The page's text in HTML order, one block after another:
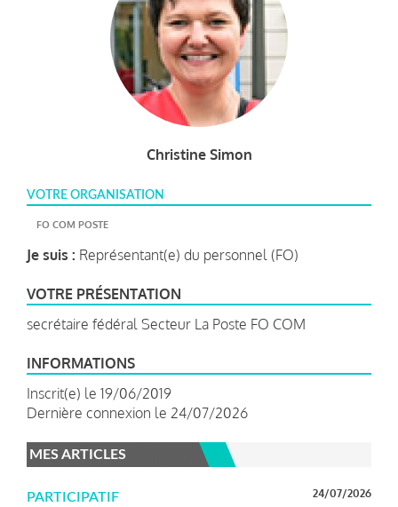
Christine Simon
VOTRE ORGANISATION
FO COM POSTE
Je suis : Représentant(e) du personnel (FO)
VOTRE PRÉSENTATION
secrétaire fédéral Secteur La Poste FO COM
INFORMATIONS
Inscrit(e) le 19/06/2019
Dernière connexion le 24/07/2026
MES ARTICLES
PARTICIPATIF 24/07/2026